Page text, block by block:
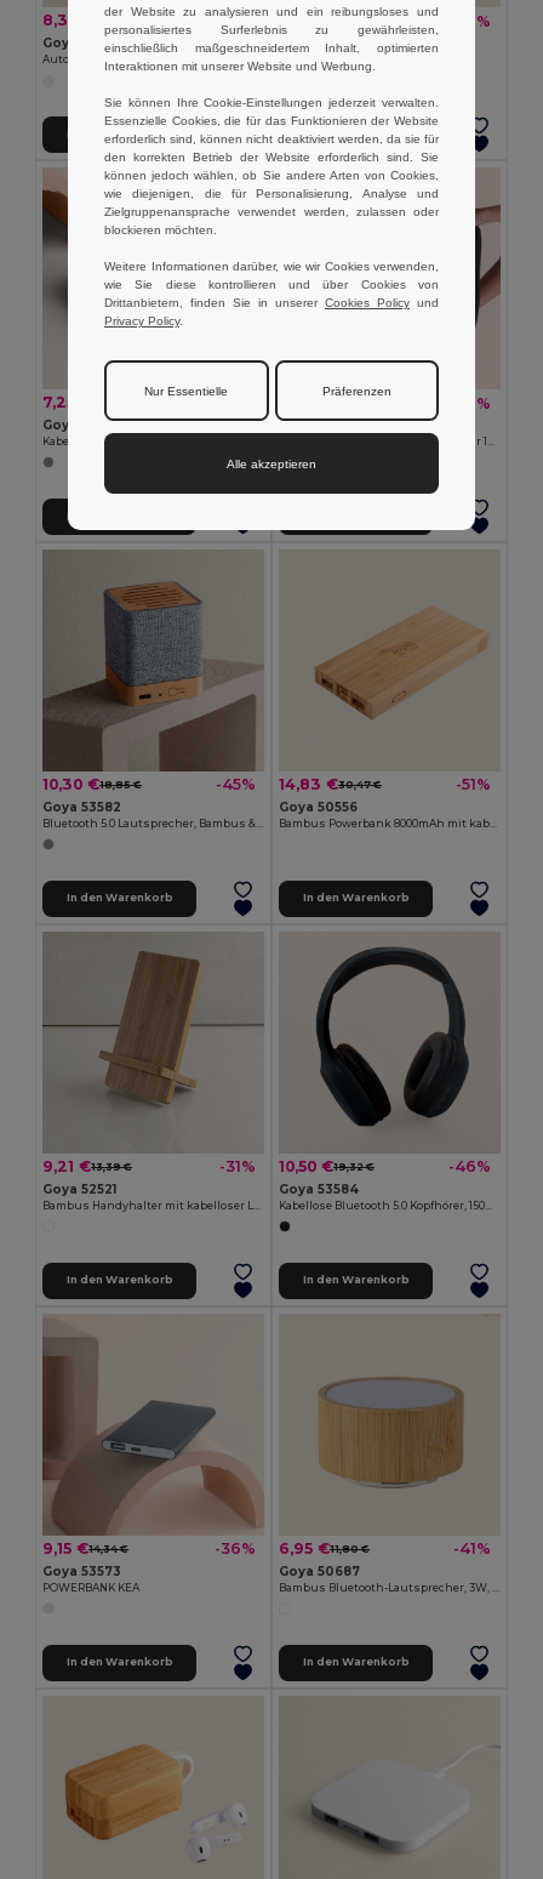
8,33 € -31%
Goya 33575
Auto-Form ABS Kunststoff Funkmaus CAR
In den Warenkorb
1,32 € -17%
Goya 50028
Metall Handyhalterung GOUTTE
In den Warenkorb
7,25 €
Goya 53557
In den Warenkorb
-41%
Goya 53552
Wasserdichtes 900D PU Portfolio für 16-Zoll-Laptops NEVA
10,30 €18,85 € -45%
Goya 53582
In den Warenkorb
14,83 €30,47 € -51%
Goya 50556
In den Warenkorb
9,21 €13,39 € -31%
Goya 52521
In den Warenkorb
10,50 €19,32 € -46%
Goya 53584
In den Warenkorb
9,15 €14,34 € -36%
Goya 53573
POWERBANK KEA
In den Warenkorb
6,95 €11,80 € -41%
Goya 50687
In den Warenkorb
der Website zu analysieren und ein reibungsloses und
personalisiertes Surferlebnis zu gewährleisten,
einschließlich maßgeschneidertem Inhalt, optimierten
Interaktionen mit unserer Website und Werbung.
Sie können Ihre Cookie-Einstellungen jederzeit verwalten.
Essenzielle Cookies, die für das Funktionieren der Website
erforderlich sind, können nicht deaktiviert werden, da sie für
den korrekten Betrieb der Website erforderlich sind. Sie
können jedoch wählen, ob Sie andere Arten von Cookies,
wie diejenigen, die für Personalisierung, Analyse und
Zielgruppenansprache verwendet werden, zulassen oder
blockieren möchten.
Weitere Informationen darüber, wie wir Cookies verwenden,
wie Sie diese kontrollieren und über Cookies von
Drittanbietern, finden Sie in unserer Cookies Policy und
Privacy Policy.
Nur Essentielle Präferenzen
Alle akzeptieren